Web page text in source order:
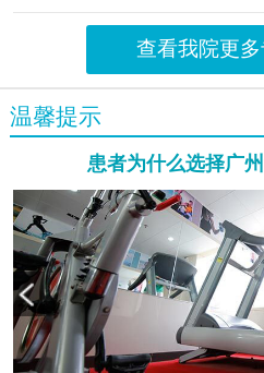
查看我院更
温馨提示
患者为什么选择广